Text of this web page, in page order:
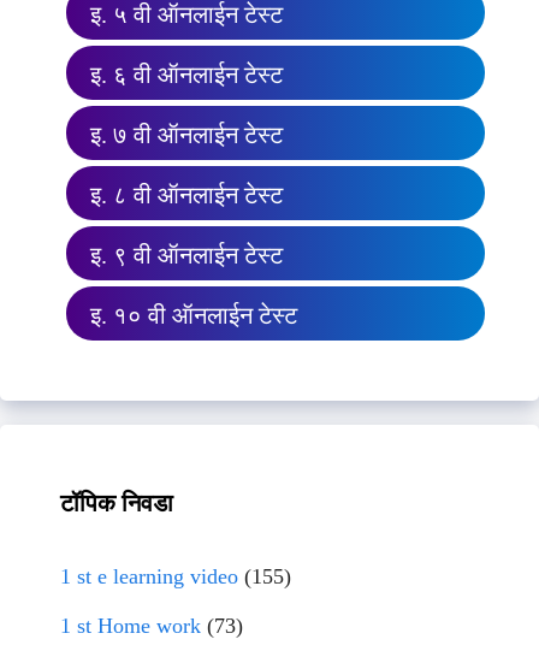
इ. ५ वी ऑनलाईन टेस्ट
इ. ६ वी ऑनलाईन टेस्ट
इ. ७ वी ऑनलाईन टेस्ट
इ. ८ वी ऑनलाईन टेस्ट
इ. ९ वी ऑनलाईन टेस्ट
इ. १० वी ऑनलाईन टेस्ट
टॉपिक निवडा
1 st e learning video (155)
1 st Home work (73)